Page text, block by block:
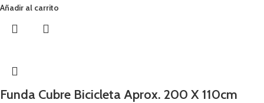
Añadir al carrito
Funda Cubre Bicicleta Aprox. 200 X 110cm